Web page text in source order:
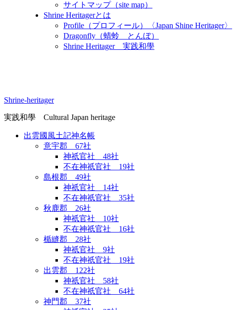
サイトマップ（site map）
Shrine Heritagerとは
Profile（プロフィール）〈Japan Shine Heritager​〉
Dragonfly（蜻蛉 とんぼ）
Shrine Heritager 実践和學
Shrine-heritager
実践和學 Cultural Japan heritage
出雲國風土記神名帳
意宇郡 67社
神祇官社 48社
不在神祇官社 19社
島根郡 49社
神祇官社 14社
不在神祇官社 35社
秋鹿郡 26社
神祇官社 10社
不在神祇官社 16社
楯縫郡 28社
神祇官社 9社
不在神祇官社 19社
出雲郡 122社
神祇官社 58社
不在神祇官社 64社
神門郡 37社